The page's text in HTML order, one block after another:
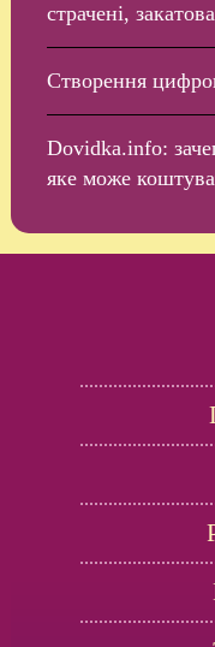
страчені,
Створення
Dovidka.info:
яке може